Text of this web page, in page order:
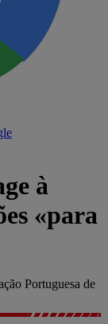
à
«para
Portuguesa de